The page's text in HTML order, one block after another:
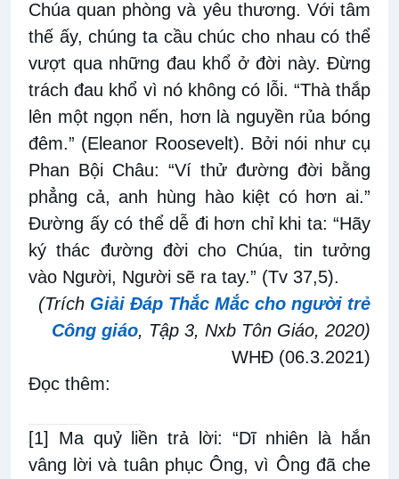
Chúa quan phòng và yêu thương. Với tâm
thế ấy, chúng ta cầu chúc cho nhau có thể
vượt qua những đau khổ ở đời này. Đừng
trách đau khổ vì nó không có lỗi. “Thà thắp
lên một ngọn nến, hơn là nguyền rủa bóng
đêm.” (Eleanor Roosevelt). Bởi nói như cụ
Phan Bội Châu: “Ví thử đường đời bằng
phẳng cả, anh hùng hào kiệt có hơn ai.”
Đường ấy có thể dễ đi hơn chỉ khi ta: “Hãy
ký thác đường đời cho Chúa, tin tưởng
vào Người, Người sẽ ra tay.” (Tv 37,5).
(Trích Giải Đáp Thắc Mắc cho người trẻ
Công giáo, Tập 3, Nxb Tôn Giáo, 2020)
WHĐ (06.3.2021)
Đọc thêm:
[1]
Ma quỷ liền trả lời: “Dĩ nhiên là hắn
vâng lời và tuân phục Ông, vì Ông đã che